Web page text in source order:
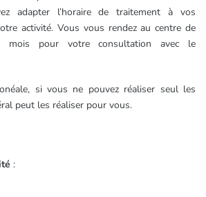
adapter l’horaire de traitement à vos
activité. Vous vous rendez au centre de
pour votre consultation avec le
si vous ne pouvez réaliser seul les
peut les réaliser pour vous.
: